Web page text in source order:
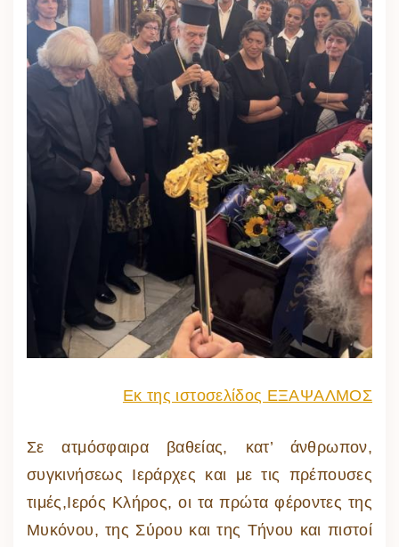
Εκ της ιστοσελίδος ΕΞΑΨΑΛΜΟΣ
Σε ατμόσφαιρα βαθείας, κατ’ άνθρωπον,
συγκινήσεως Ιεράρχες και με τις πρέπουσες
τιμές,Ιερός Κλήρος, οι τα πρώτα φέροντες της
Μυκόνου, της Σύρου και της Τήνου και πιστοί